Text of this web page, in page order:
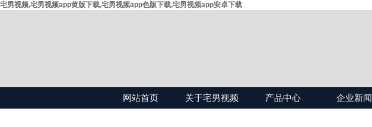
宅男视频,宅男视频app黄版下载,宅男视频app色版下载,宅男视频app安卓下载
网站首页 关于宅男视频 产品中心 企业新闻